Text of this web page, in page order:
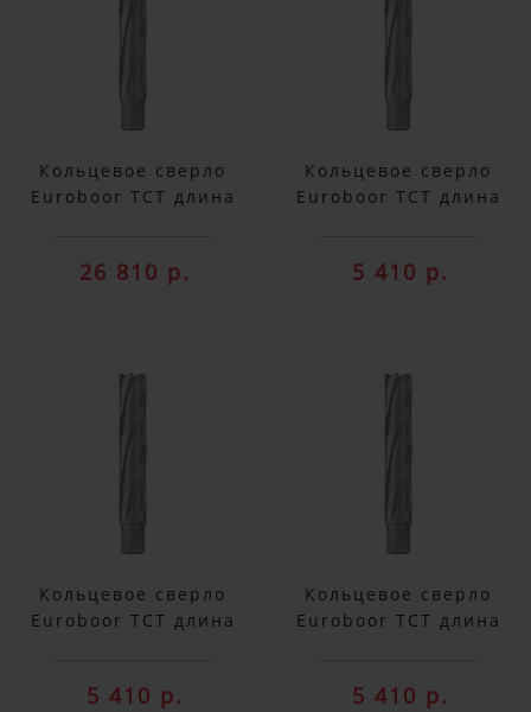
Кольцевое сверло
Euroboor TCT длина
26 810 р.
Кольцевое сверло
Euroboor TCT длина
5 410 р.
Кольцевое сверло
Euroboor TCT длина
5 410 р.
Кольцевое сверло
Euroboor TCT длина
5 410 р.